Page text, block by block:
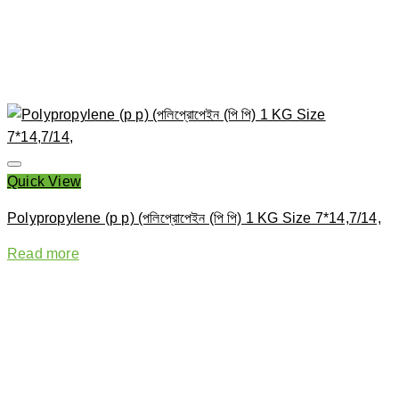
Quick View
Polypropylene (p p) (পলিপ্রোপেইন (পি পি) 1 KG Size 7*14,7/14,
Read more